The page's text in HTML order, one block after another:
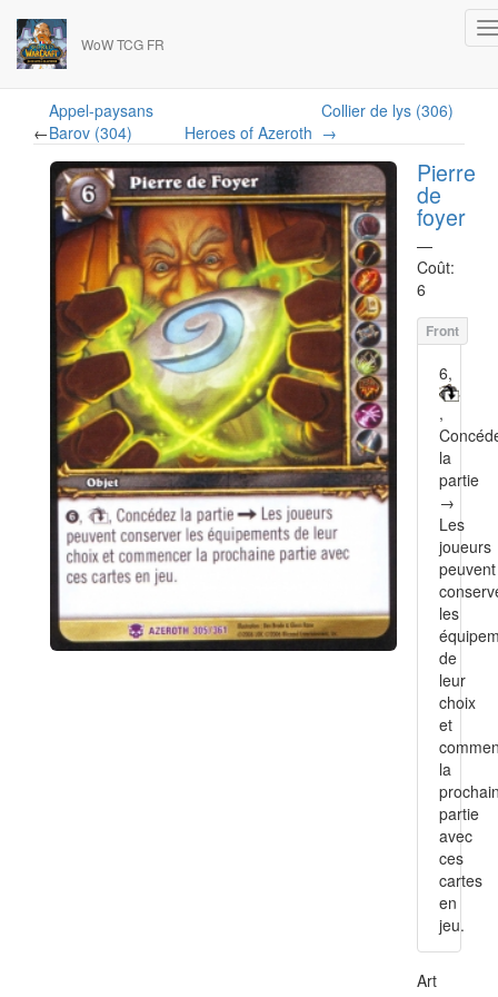
WoW TCG FR
←
Appel-paysans
Barov (304)
Heroes of Azeroth
Collier de lys (306)
→
Pierre
de
foyer
—
Coût:
6
6,
,
la
partie
→
Les
joueurs
peuvent
les
de
leur
choix
et
la
partie
avec
ces
cartes
en
jeu.
Art